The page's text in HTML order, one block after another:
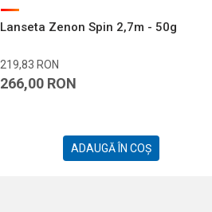
Lanseta Zenon Spin 2,7m - 50g
219,83 RON
266,00 RON
ADAUGĂ ÎN COȘ